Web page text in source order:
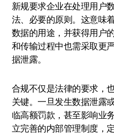
新规要求企业在处理用户
法、必要的原则。这意味
数据的用途，并获得用户
和传输过程中也需采取更
据泄露。
合规不仅是法律的要求，
关键。一旦发生数据泄露
临高额罚款，甚至影响业
立完善的内部管理制度，